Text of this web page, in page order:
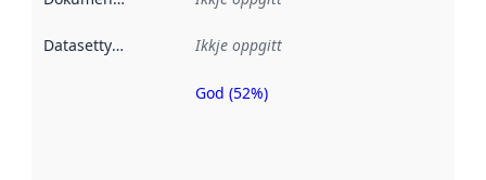
Datasettype Ikkje oppgitt
Metadatakvalitet
God (52%)